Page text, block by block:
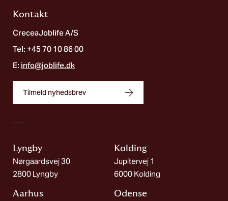
Kontakt
CreceaJoblife A/S
Tel: +45 70 10 86 00
E: info@joblife.dk
Tilmeld nyhedsbrev
Lyngby
Nørgaardsvej 30
2800 Lyngby
Aarhus
Kolding​
Jupitervej 1
6000 Kolding
Odense